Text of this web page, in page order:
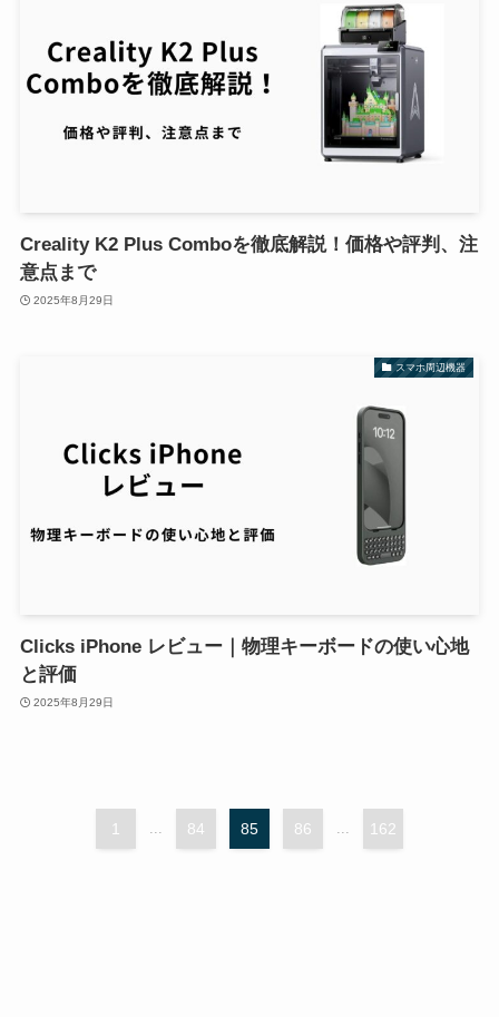
Creality K2 Plus Comboを徹底解説！価格や評判、注
意点まで
2025年8月29日
スマホ周辺機器
Clicks iPhone レビュー｜物理キーボードの使い心地
と評価
2025年8月29日
1 ... 84 85 86 ... 162